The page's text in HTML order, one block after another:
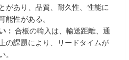
があり、品質、耐久性、性能に
能性がある。
： 合板の輸入は、輸送距離、通
の課題により、リードタイムが
。